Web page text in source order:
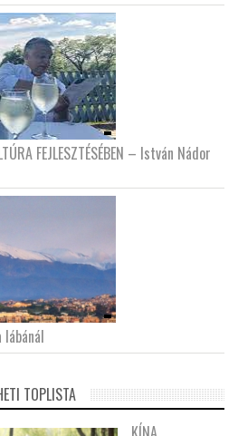
FEJLESZTÉSÉBEN – István Nádor
TOPLISTA